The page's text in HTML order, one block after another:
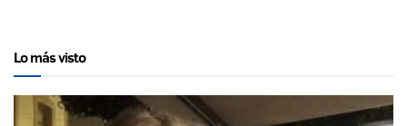
Lo más visto